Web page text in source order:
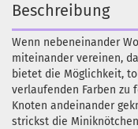
Beschreibung
Wenn nebeneinander
miteinander vereinen,
bietet die Möglichkeit,
verlaufenden Farben zu
Knoten andeinander
strickst die